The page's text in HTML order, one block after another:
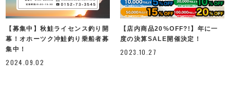
【募集中】秋鮭ライセンス釣り開
幕！オホーツク冲鮭釣り乗船者募
集中！
2024.09.02
【店内商品20%OFF?!】年に一
度の決算SALE開催決定！
2023.10.27